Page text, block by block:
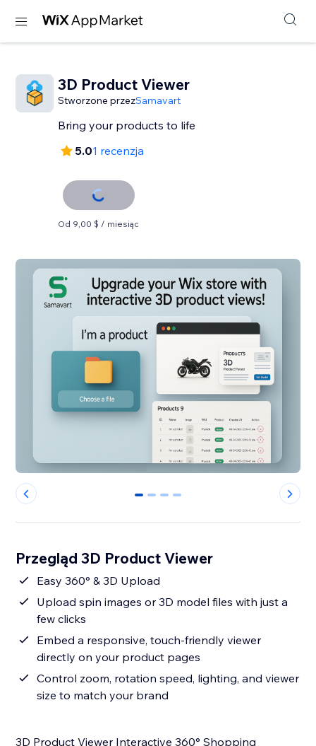
3D Product Viewer
Stworzone przezSamavart
Bring your products to life
5.01 recenzja
Od 9,00 $ / miesiąc
0 1 2 3
Przegląd 3D Product Viewer
Easy 360° & 3D Upload
Upload spin images or 3D model files with just a
few clicks
Embed a responsive, touch-friendly viewer
directly on your product pages
Control zoom, rotation speed, lighting, and viewer
size to match your brand
3D Product Viewer Interactive 360° Shopping